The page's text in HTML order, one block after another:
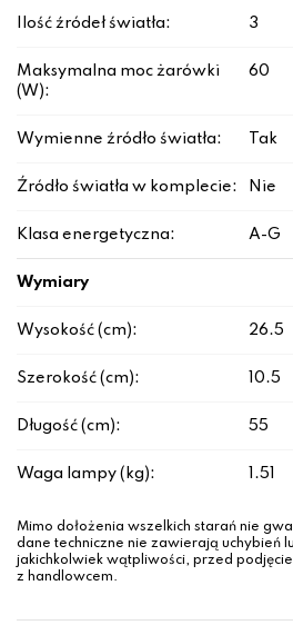
Ilość źródeł światła: 3
Maksymalna moc żarówki
(W):
60
Wymienne źródło światła: Tak
Źródło światła w komplecie: Nie
Klasa energetyczna: A-G
Wymiary
Wysokość (cm): 26.5
Szerokość (cm): 10.5
Długość (cm): 55
Waga lampy (kg): 1.51
Mimo dołożenia wszelkich starań nie
dane techniczne nie zawierają uchybień
jakichkolwiek wątpliwości, przed
z handlowcem.